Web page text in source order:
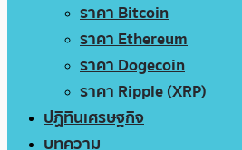
ราคา Bitcoin
ราคา Ethereum
ราคา Dogecoin
ราคา Ripple (XRP)
ปฏิทินเศรษฐกิจ
บทความ